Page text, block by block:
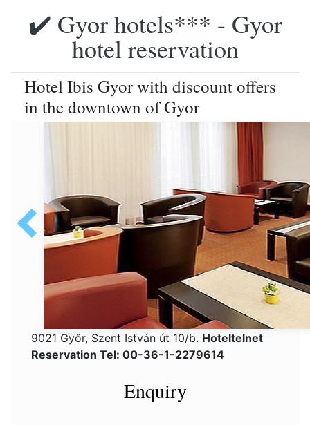
✔️ Gyor hotels*** - Gyor
hotel reservation
Hotel Ibis Gyor with discount offers
in the downtown of Gyor
9021 Győr, Szent István út 10/b. Hoteltelnet
Reservation Tel: 00-36-1-2279614
Enquiry